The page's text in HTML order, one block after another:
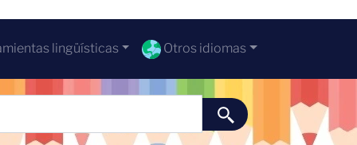
lingüísticas Otros idiomas